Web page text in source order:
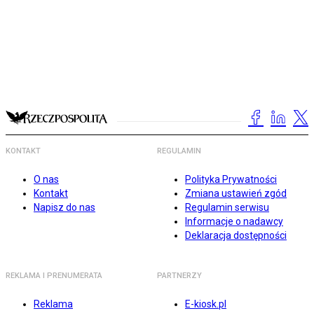
KONTAKT
O nas
Kontakt
Napisz do nas
REGULAMIN
Polityka Prywatności
Zmiana ustawień zgód
Regulamin serwisu
Informacje o nadawcy
Deklaracja dostępności
REKLAMA I PRENUMERATA
Reklama
PARTNERZY
E-kiosk.pl